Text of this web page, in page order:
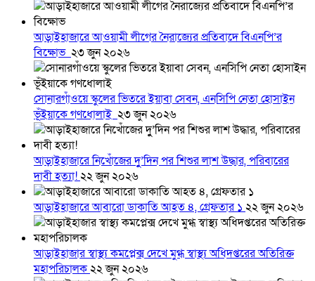
আড়াইহাজারে আওয়ামী লীগের নৈরাজ্যের প্রতিবাদে বিএনপি’র
বিক্ষোভ ২৩ জুন ২০২৬
সোনারগাঁওয়ে স্কুলের ভিতরে ইয়াবা সেবন, এনসিপি নেতা হোসাইন
ভূঁইয়াকে গণধোলাই ২৩ জুন ২০২৬
আড়াইহাজারে নিখোঁজের দুু’দিন পর শিশুর লাশ উদ্ধার, পরিবারের
দাবী হত্যা!২২ জুন ২০২৬
আড়াইহাজারে আবারো ডাকাতি আহত ৪, গ্রেফতার ১ ২২ জুন ২০২৬
আড়াইহাজার স্বাস্থ্য কমপ্লেক্স দেখে মুগ্ধ স্বাস্থ্য অধিদপ্তরের অতিরিক্ত
মহাপরিচালক২২ জুন ২০২৬